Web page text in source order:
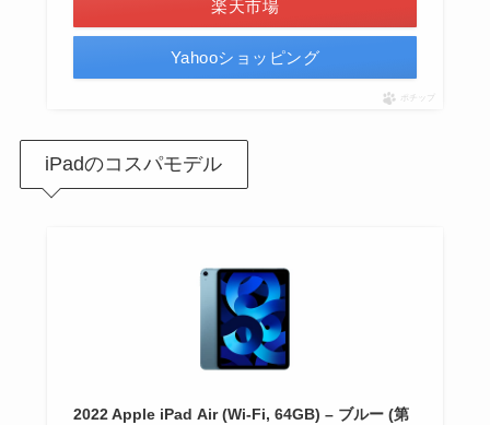
楽天市場
Yahooショッピング
ポチップ
iPadのコスパモデル
2022 Apple iPad Air (Wi-Fi, 64GB) – ブルー (第